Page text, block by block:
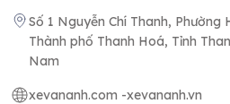
Số 1 Nguyễn Chí Thanh, Phường
Thành phố Thanh Hoá, Tỉnh
Nam
xevananh.com -xevananh.vn